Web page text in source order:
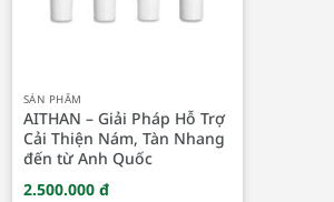
SẢN PHẨM
AITHAN – Giải Pháp Hỗ Trợ
Cải Thiện Nám, Tàn Nhang
đến từ Anh Quốc
2.500.000 đ